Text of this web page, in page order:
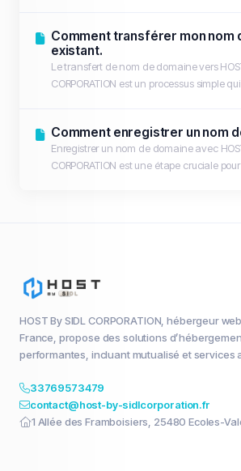
Comment transférer mon nom
existant.
Le transfert de nom de domaine vers
CORPORATION est un processus simple
Comment enregistrer un nom
Enregistrer un nom de domaine avec
CORPORATION est une étape cruciale
HOST By SIDL CORPORATION, hébergeur
France, propose des solutions
performantes, incluant mutualisé et services
33769573479
contact@host-by-sidlcorporation.fr
1 Allée des Framboisiers, 25480 Ecoles-